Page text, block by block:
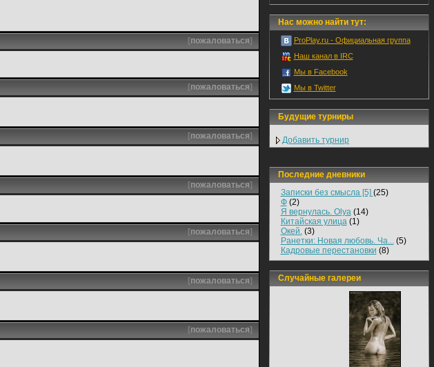
[пожаловаться]
[пожаловаться]
[пожаловаться]
[пожаловаться]
[пожаловаться]
[пожаловаться]
[пожаловаться]
Нас можно найти тут:
ProPlay.ru - Официальная группа
Наш канал в IRC
Мы в Facebook
Мы в Twitter
Будущие турниры
Добавить турнир
Последние дневники
Записки без смысла [5] (25)
Ф(2)
Я вернулась. Olya(14)
Китайская улица(1)
Окей.(3)
Ранетки: Новая любовь. Ча...(5)
Кадровые перестановки (8)
Случайные галереи